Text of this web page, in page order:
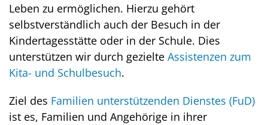
Leben zu ermöglichen. Hierzu gehört
selbstverständlich auch der Besuch in der
Kindertagesstätte oder in der Schule. Dies
unterstützen wir durch gezielte Assistenzen zum
Kita- und Schulbesuch.
Ziel des Familien unterstützenden Dienstes (FuD)
ist es, Familien und Angehörige in ihrer